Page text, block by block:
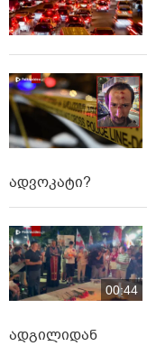
ადვოკატი?
00:44
ადგილიდან